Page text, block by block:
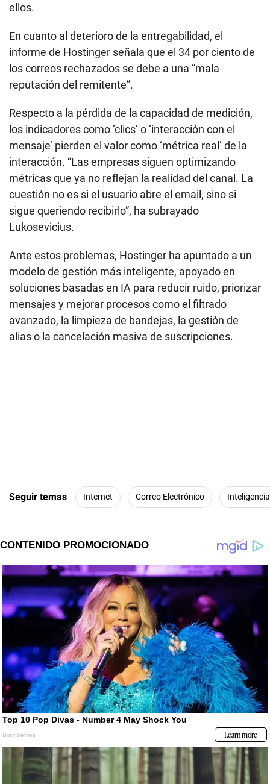
ellos.
En cuanto al deterioro de la entregabilidad, el
informe de Hostinger señala que el 34 por ciento de
los correos rechazados se debe a una “mala
reputación del remitente”.
Respecto a la pérdida de la capacidad de medición,
los indicadores como ‘clics’ o ‘interacción con el
mensaje’ pierden el valor como ‘métrica real’ de la
interacción. “Las empresas siguen optimizando
métricas que ya no reflejan la realidad del canal. La
cuestión no es si el usuario abre el email, sino si
sigue queriendo recibirlo”, ha subrayado
Lukosevicius.
Ante estos problemas, Hostinger ha apuntado a un
modelo de gestión más inteligente, apoyado en
soluciones basadas en IA para reducir ruido, priorizar
mensajes y mejorar procesos como el filtrado
avanzado, la limpieza de bandejas, la gestión de
alias o la cancelación masiva de suscripciones.
Seguir temas Internet Correo Electrónico